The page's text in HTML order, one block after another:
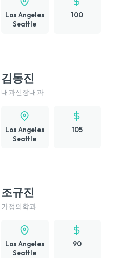
Los Angeles
Seattle
100
김동진
내과신장내과
Los Angeles
Seattle
105
조규진
가정의학과
Los Angeles
Seattle
90